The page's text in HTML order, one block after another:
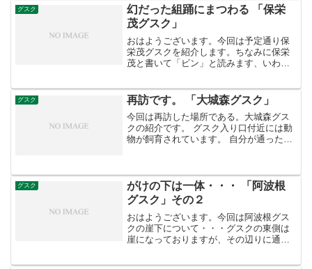
ら、と言うことでしょ...
グスク
幻だった組踊にまつわる 「保栄
茂グスク」
おはようございます。今回は予定通り保
栄茂グスクを紹介します。ちなみに保栄
茂と書いて「ビン」と読みます、いわゆ
はグスク入り口の向かいに公園が出来て
いるので比較的分りやすい...
グスク 再訪です。 「大城森グスク」
今回は再訪した場所である。大城森グス
クの紹介です。 グスク入り口付近には動
物が飼育されています。 自分が通ったと
いきます。 前回断...
グスク
がけの下は一体・・・ 「阿波根
グスク」その２
おはようございます。今回は阿波根グス
クの崖下について・・・グスクの東側は
崖になっておりますが、その辺りに通じ